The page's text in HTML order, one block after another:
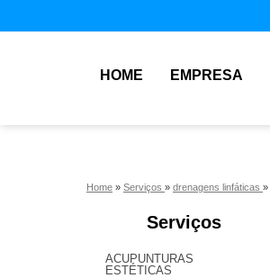
HOME EMPRESA
Home » Serviços » drenagens linfáticas »
Serviços
ACUPUNTURAS
ESTÉTICAS